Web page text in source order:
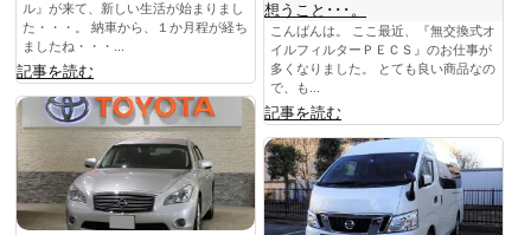
ル』が来て、新しい生活が始まりまし
た・・・。 納車から、１か月程が経ち
ましたね・・・...
記事を読む
想うこと･･･。
こんばんは。 ここ最近、『無交換式オ
イルフィルターＰＥＣＳ』のお仕事が
多くなりました。 とても良い商品なの
で、も...
記事を読む